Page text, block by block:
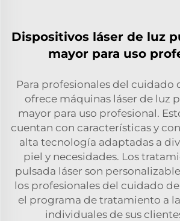
Dispositivos láser de luz
mayor para uso
Para profesionales del cuidado
ofrece máquinas láser de luz
mayor para uso profesional.
cuentan con características y
alta tecnología adaptadas a
piel y necesidades. Los
pulsada láser son
los profesionales del cuidado
el programa de tratamiento a
individuales de sus